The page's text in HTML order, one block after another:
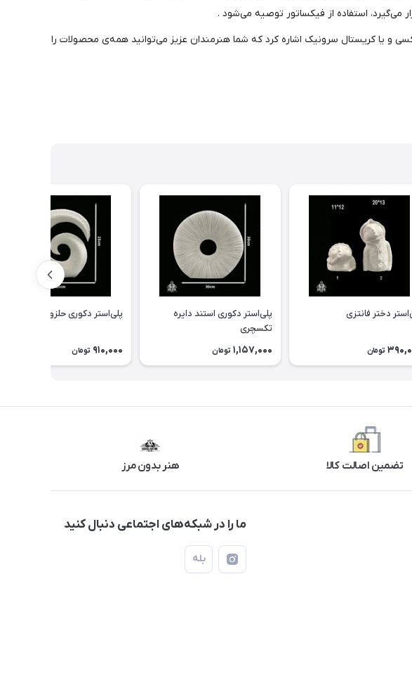
می‌گیرد، استفاده از فیکساتور توصیه می‌شود .
و یا کریستال سرونیک اشاره کرد که شما هنرمندان عزیز می‌توانید همه‌ی محصولات را
دختر فانتزی
تومان
پلی‌استر دکوری استند دایره
تکسچری
1,157,000 تومان
پلی‌استر دکوری حلزون تکسچرa
910,000 تومان
تضمین اصالت کالا هنر بدون مرز
ما را در شبکه‌های اجتماعی دنبال کنید
بله